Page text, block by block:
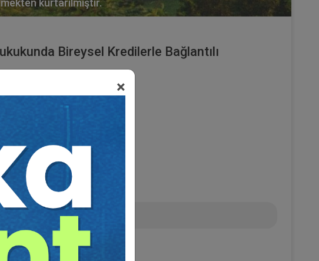
×
kurtarılmıştır.
Bireysel Kredilerle Bağlantılı
100,00
60,00 TL
Ekle